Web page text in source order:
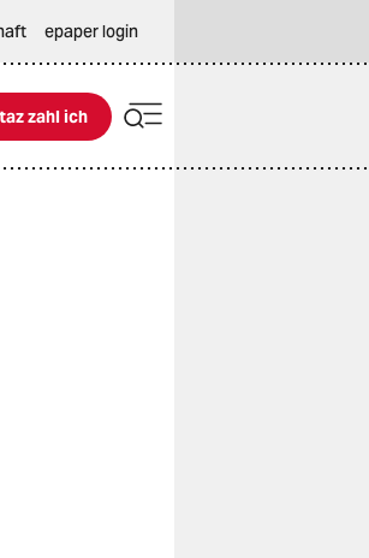
epaper login
ich
taz zahl ich